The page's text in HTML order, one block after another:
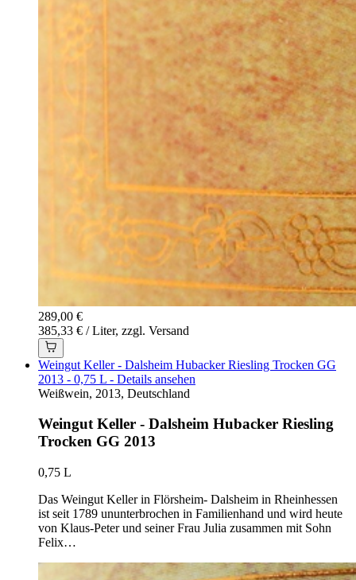
289,00 €
385,33 € / Liter, zzgl. Versand
Weingut Keller - Dalsheim Hubacker Riesling Trocken GG
2013 - 0,75 L - Details ansehen
Weißwein, 2013, Deutschland
Weingut Keller - Dalsheim Hubacker Riesling
Trocken GG 2013
0,75 L
Das Weingut Keller in Flörsheim- Dalsheim in Rheinhessen
ist seit 1789 ununterbrochen in Familienhand und wird heute
von Klaus-Peter und seiner Frau Julia zusammen mit Sohn
Felix…